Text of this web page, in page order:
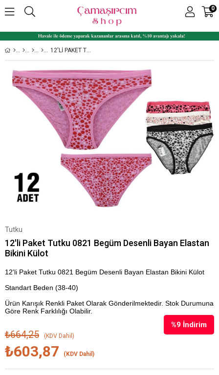
0
12'LI PAKET TUTKU 0821 BEGÜM DESENLI BAYAN ELASTAN BIKINI KÜLOT
Tutku
12'li Paket Tutku 0821 Begüm Desenli Bayan Elastan
Bikini Külot
12'li Paket Tutku 0821 Begüm Desenli Bayan Elastan Bikini Külot
Standart Beden (38-40)
Ürün Karışık Renkli Paket Olarak Gönderilmektedir. Stok Durumuna
Göre Renk Farklılığı Olabilir.
%9 İndirim
₺664,25 (KDV Dahil)
₺603,87 (KDV Dahil)